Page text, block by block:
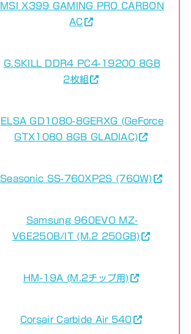
MSI X399 GAMING PRO CARBON
AC
G.SKILL DDR4 PC4-19200 8GB
2枚組
ELSA GD1080-8GERXG (GeForce
GTX1080 8GB GLADIAC)
Seasonic SS-760XP2S (760W)
Samsung 960EVO MZ-
V6E250B/IT (M.2 250GB)
HM-19A (M.2チップ用)
Corsair Carbide Air 540